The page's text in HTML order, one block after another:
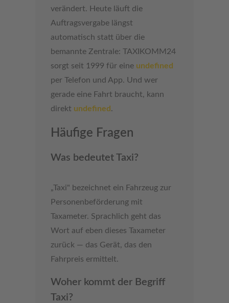
verändert. Heute läuft die
Auftragsvergabe längst
automatisch statt über die
bemannte Zentrale: TAXIKOMM24
sorgt seit 1999 für eine undefined
per Telefon und App. Und wer
gerade eine Fahrt braucht, kann
direkt undefined .
Häufige Fragen
Was bedeutet Taxi?
„Taxi" bezeichnet ein Fahrzeug zur
Personenbeförderung mit
Taxameter. Sprachlich geht das
Wort auf eben dieses Taxameter
zurück — das Gerät, das den
Fahrpreis ermittelt.
Woher kommt der Begriff
Taxi?